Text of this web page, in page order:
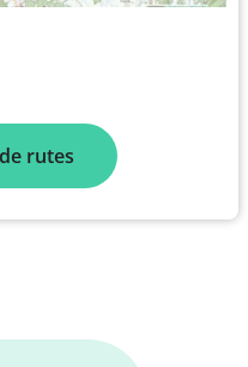
rutes